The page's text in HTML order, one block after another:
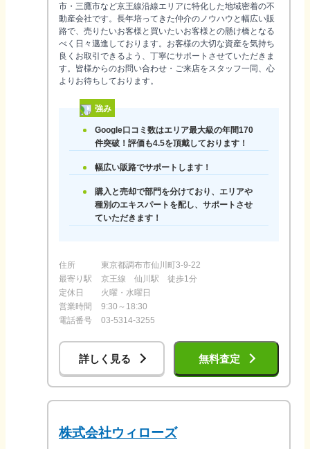
市・三鷹市など京王線沿線エリアに特化した地域密着の不
動産会社です。長年培ってきた仲介のノウハウと幅広い販
路で、売りたいお客様と買いたいお客様との懸け橋となる
べく日々邁進しております。お客様の大切な資産を気持ち
良くお取引できるよう、丁寧にサポートさせていただきま
す。皆様からのお問い合わせ・ご来店をスタッフ一同、心
よりお待ちしております。
強み
Google口コミ数はエリア最大級の年間170
件突破！評価も4.5を頂戴しております！
幅広い販路でサポートします！
購入と売却で部門を分けており、エリアや
種別のエキスパートを配し、サポートさせ
ていただきます！
住所
東京都調布市仙川町3-9-22
最寄り駅
京王線 仙川駅 徒歩1分
定休日
火曜・水曜日
営業時間
9:30～18:30
電話番号
03-5314-3255
詳しく見る 無料査定
株式会社ウィローズ